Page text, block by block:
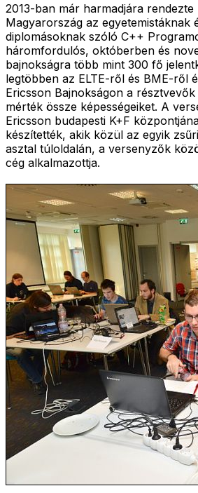
2013-ban már harmadjára rendezte
Magyarország az egyetemistáknak
diplomásoknak szóló C++
háromfordulós, októberben és
bajnokságra több mint 300 fő
legtöbben az ELTE-ről és BME-ről
Ericsson Bajnokságon a
mérték össze képességeiket. A
Ericsson budapesti K+F
készítették, akik közül az egyik
asztal túloldalán, a versenyzők
cég alkalmazottja.